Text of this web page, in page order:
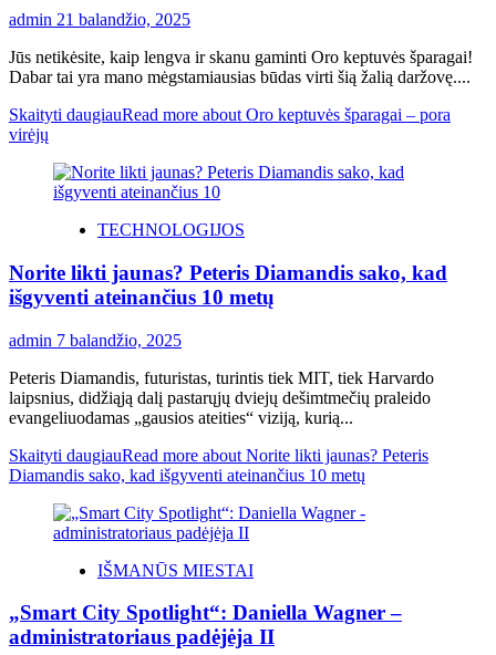
admin 21 balandžio, 2025
Jūs netikėsite, kaip lengva ir skanu gaminti Oro keptuvės šparagai!
Dabar tai yra mano mėgstamiausias būdas virti šią žalią daržovę....
Skaityti daugiauRead more about Oro keptuvės šparagai – pora
virėjų
TECHNOLOGIJOS
Norite likti jaunas? Peteris Diamandis sako, kad
išgyventi ateinančius 10 metų
admin 7 balandžio, 2025
Peteris Diamandis, futuristas, turintis tiek MIT, tiek Harvardo
laipsnius, didžiąją dalį pastarųjų dviejų dešimtmečių praleido
evangeliuodamas „gausios ateities“ viziją, kurią...
Skaityti daugiauRead more about Norite likti jaunas? Peteris
Diamandis sako, kad išgyventi ateinančius 10 metų
IŠMANŪS MIESTAI
„Smart City Spotlight“: Daniella Wagner –
administratoriaus padėjėja II